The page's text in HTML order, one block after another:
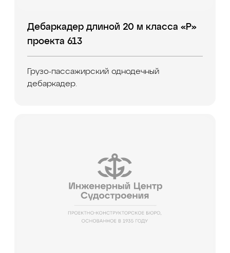
Дебаркадер длиной 20 м класса «Р»
проекта 613
Грузо-пассажирский однодечный
дебаркадер.